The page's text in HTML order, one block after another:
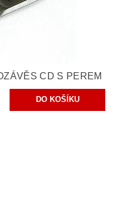
CD S PEREM